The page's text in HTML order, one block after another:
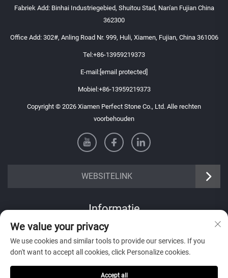
Fabriek Add: Binhai Industriegebied, Shuitou Stad, Nan'an Fujian China
362300
Office Add: 302#, Anling Road Nr. 999, Huli, Xiamen, Fujian, China 361006
Tel:+86-13959219373
E-mail: [email protected]
Mobiel:+86-13959219373
Copyright © 2026 Xiamen Perfect Stone Co., Ltd. Alle rechten
voorbehouden
WEBSITELINK
Informatie
Meld je aan om onze wekelijkse nieuwsbrief te ontvangen
We value your privacy
We use cookies and similar tools to provide our services. If you
don't want to accept all cookies, click Personalize cookies.
Accept all